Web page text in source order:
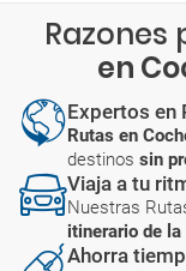
Razones
en
Expertos en
Rutas en
destinos sin
Viaja a tu
Nuestras
itinerario de
Ahorra